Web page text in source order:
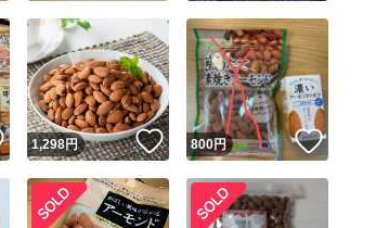
スピード&安心発送
※このバッジは実績に基づく表示であり、発送を保証しているも
スピード＆安心発送
このユーザーは高頻度で24時
ます
スピード発送 このユーザーは高頻度で24時間
キャンセル
いいね！
1,298円 いいね！
800円 いいね